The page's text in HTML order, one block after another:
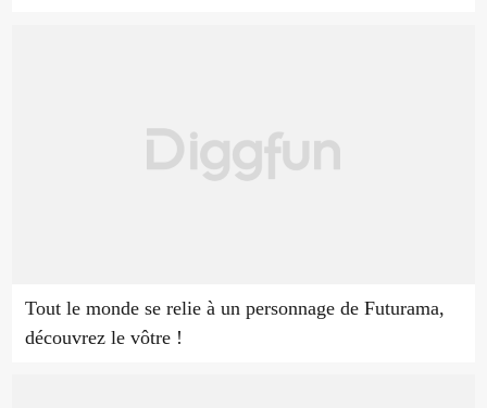
Tout le monde se relie à un personnage de Futurama,
découvrez le vôtre !